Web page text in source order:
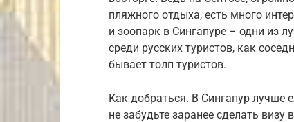
пляжного отдыха, есть много
и зоопарк в Сингапуре – одни из
среди русских туристов, как
бывает толп туристов.
Как добраться. В Сингапур лучше
не забудьте заранее сделать